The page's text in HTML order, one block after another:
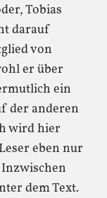
Tobias
darauf
von
er über
ein
der anderen
wird hier
eben nur
dem Text.